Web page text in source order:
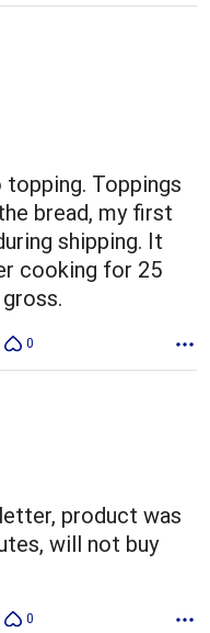
Toppings
bread, my first
shipping. It
cooking for 25
0
product was
will not buy
0